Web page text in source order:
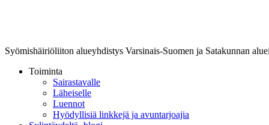
Syömishäiriöliiton alueyhdistys Varsinais-Suomen ja Satakunnan
Toiminta
Sairastavalle
Läheiselle
Luennot
Hyödyllisiä linkkejä ja avuntarjoajia